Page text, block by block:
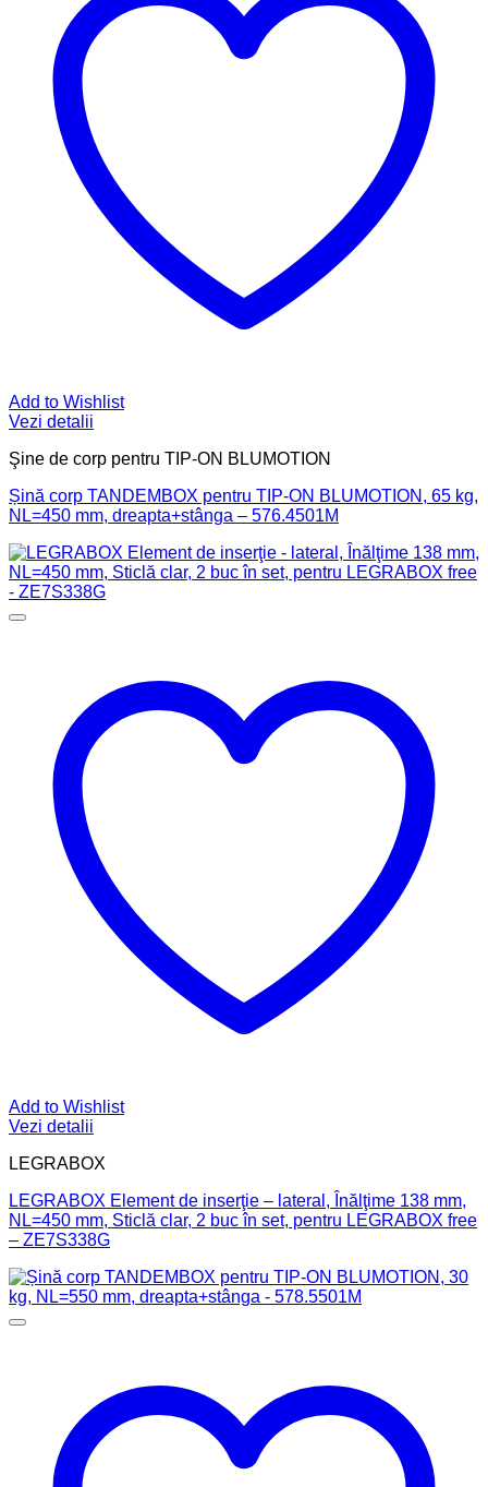
Add to Wishlist
Vezi detalii
Şine de corp pentru TIP-ON BLUMOTION
Șină corp TANDEMBOX pentru TIP-ON BLUMOTION, 65 kg,
NL=450 mm, dreapta+stânga – 576.4501M
Add to Wishlist
Vezi detalii
LEGRABOX
LEGRABOX Element de inserţie – lateral, Înălţime 138 mm,
NL=450 mm, Sticlă clar, 2 buc în set, pentru LEGRABOX free
– ZE7S338G